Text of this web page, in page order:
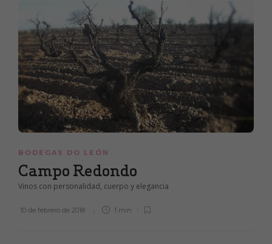
BODEGAS DO LEÓN
Campo Redondo
Vinos con personalidad, cuerpo y elegancia
10 de febrero de 2018 1 min